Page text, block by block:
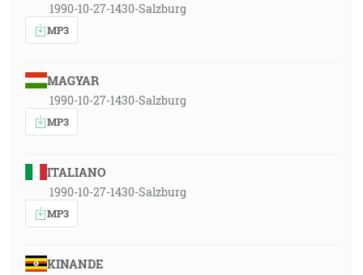
1990-10-27-1430-Salzburg
MP3
MAGYAR
1990-10-27-1430-Salzburg
MP3
ITALIANO
1990-10-27-1430-Salzburg
MP3
KINANDE